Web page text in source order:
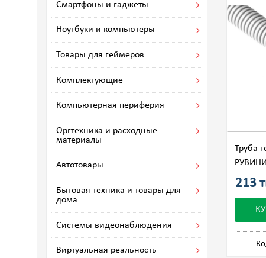
Труба
213
Смартфоны и гаджеты
Ноутбуки и компьютеры
Товары для геймеров
Комплектующие
Компьютерная периферия
Оргтехника и расходные
материалы
Автотовары
Бытовая техника и товары для
дома
Системы видеонаблюдения
Виртуальная реальность